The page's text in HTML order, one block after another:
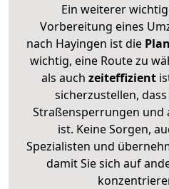
Ein weiterer
Vorbereitung eines
nach Hayingen ist die
wichtig, eine Route zu
als auch zeiteffizient
sicherzustellen,
Straßensperrungen und
ist. Keine Sorgen,
Spezialisten und
damit Sie sich auf